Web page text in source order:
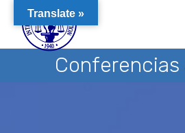
Translate »